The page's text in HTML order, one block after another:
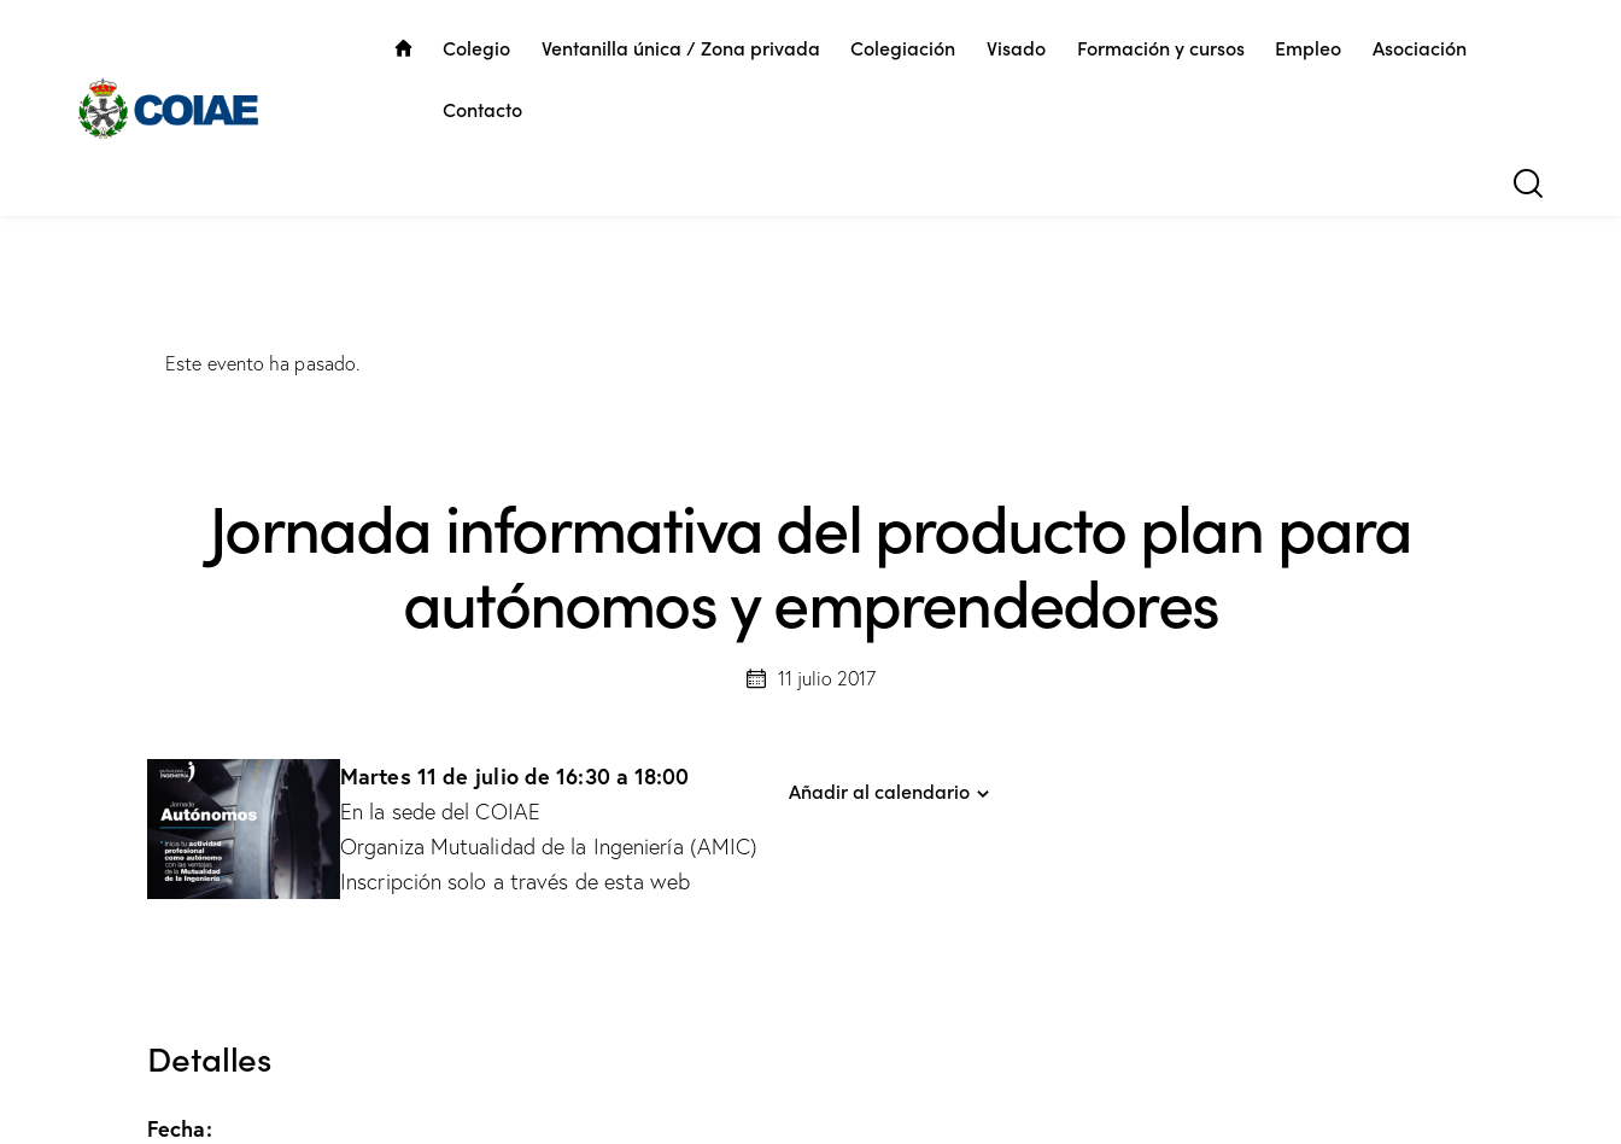
Colegio Ventanilla única / Zona privada Colegiación Visado Formación y cursos Empleo Asociación
Contacto
Este evento ha pasado.
Jornada informativa del producto plan para
autónomos y emprendedores
11 julio 2017
Martes 11 de julio de 16:30 a 18:00
En la sede del COIAE
Organiza Mutualidad de la Ingeniería (AMIC)
Inscripción solo a través de esta web
Añadir al calendario
Detalles
Fecha: